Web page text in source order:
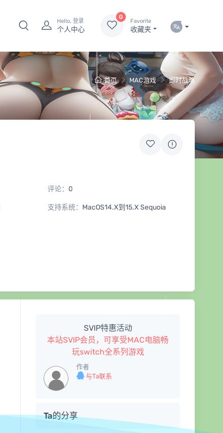
Hello, 登录
个人中心
0
Favorite
收藏夹
首页 MAC游戏 即时战略
评论： 0
支持系统： MacOS14.X到15.X Sequoia
SVIP特惠活动
本站SVIP会员，可享受MAC电脑畅
玩switch全系列游戏
作者
与Ta联系
Ta的分享